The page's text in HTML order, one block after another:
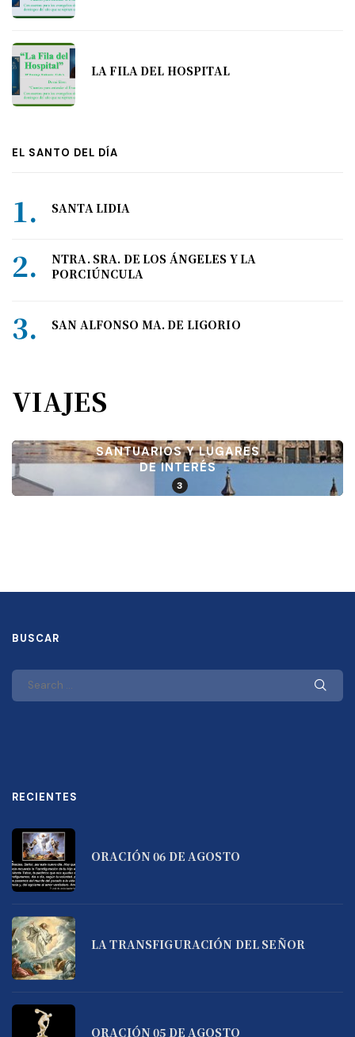
LA FILA DEL HOSPITAL
EL SANTO DEL DÍA
SANTA LIDIA
NTRA. SRA. DE LOS ÁNGELES Y LA
PORCIÚNCULA
SAN ALFONSO MA. DE LIGORIO
VIAJES
SANTUARIOS Y LUGARES
DE INTERÉS
3
BUSCAR
RECIENTES
ORACIÓN 06 DE AGOSTO
LA TRANSFIGURACIÓN DEL SEÑOR
ORACIÓN 05 DE AGOSTO